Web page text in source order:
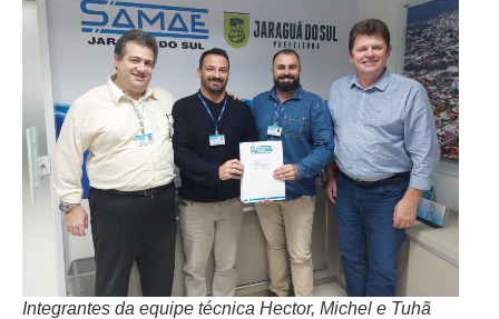
Integrantes da equipe técnica Hector, Michel e Tuhã